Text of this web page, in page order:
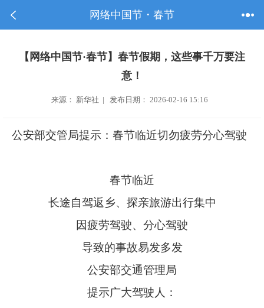
网络中国节・春节
【网络中国节·春节】春节假期，这些事千万要注
意！
来源： 新华社 | 发布日期： 2026-02-16 15:16
公安部交管局提示：春节临近切勿疲劳分心驾驶
春节临近
长途自驾返乡、探亲旅游出行集中
因疲劳驾驶、分心驾驶
导致的事故易发多发
公安部交通管理局
提示广大驾驶人：